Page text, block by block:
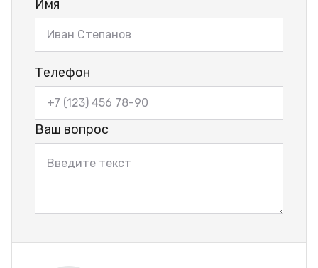
Имя
Телефон
Ваш вопрос